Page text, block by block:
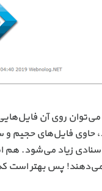
روی آن فایل‌هایی
حاوی فایل‌های حجیم
زیاد می‌شود. هم
پس بهتر است